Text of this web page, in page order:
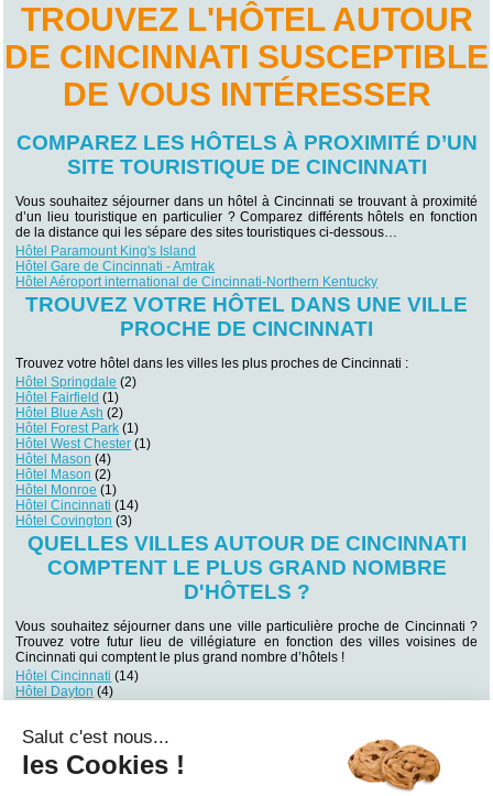
TROUVEZ L'HÔTEL AUTOUR
DE CINCINNATI SUSCEPTIBLE
DE VOUS INTÉRESSER
COMPAREZ LES HÔTELS À PROXIMITÉ D’UN
SITE TOURISTIQUE DE CINCINNATI
Vous souhaitez séjourner dans un hôtel à Cincinnati se trouvant à proximité
d’un lieu touristique en particulier ? Comparez différents hôtels en fonction
de la distance qui les sépare des sites touristiques ci-dessous…
Hôtel Paramount King's Island
Hôtel Gare de Cincinnati - Amtrak
Hôtel Aéroport international de Cincinnati-Northern Kentucky
TROUVEZ VOTRE HÔTEL DANS UNE VILLE
PROCHE DE CINCINNATI
Trouvez votre hôtel dans les villes les plus proches de Cincinnati :
Hôtel Springdale (2)
Hôtel Fairfield (1)
Hôtel Blue Ash (2)
Hôtel Forest Park (1)
Hôtel West Chester (1)
Hôtel Mason (4)
Hôtel Mason (2)
Hôtel Monroe (1)
Hôtel Cincinnati (14)
Hôtel Covington (3)
QUELLES VILLES AUTOUR DE CINCINNATI
COMPTENT LE PLUS GRAND NOMBRE
D'HÔTELS ?
Vous souhaitez séjourner dans une ville particulière proche de Cincinnati ?
Trouvez votre futur lieu de villégiature en fonction des villes voisines de
Cincinnati qui comptent le plus grand nombre d’hôtels !
Hôtel Cincinnati (14)
Hôtel Dayton (4)
Hôtel Hebron(4)
Hôtel Covington
(3)
Hôtel Dayton(3)
Salut c'est nous...
les Cookies !